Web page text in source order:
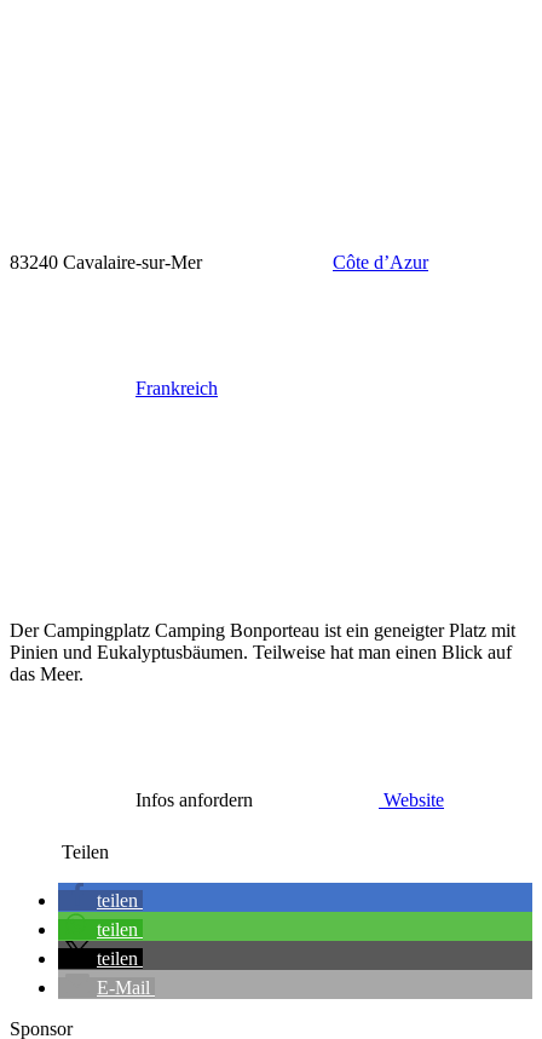
83240 Cavalaire-sur-Mer Côte d’Azur
Frankreich
Der Campingplatz Camping Bonporteau ist ein geneigter Platz mit
Pinien und Eukalyptusbäumen. Teilweise hat man einen Blick auf
das Meer.
Infos anfordern Website
Teilen
teilen
teilen
teilen
E-Mail
Sponsor